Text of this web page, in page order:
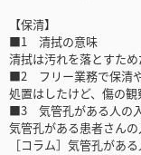
【保清】
■1 清拭の意味
清拭は汚れを落とすため
■2 フリー業務で保清
処置はしたけど、傷の
■3 気管孔がある人の
気管孔がある患者さん
［コラム］気管孔があ